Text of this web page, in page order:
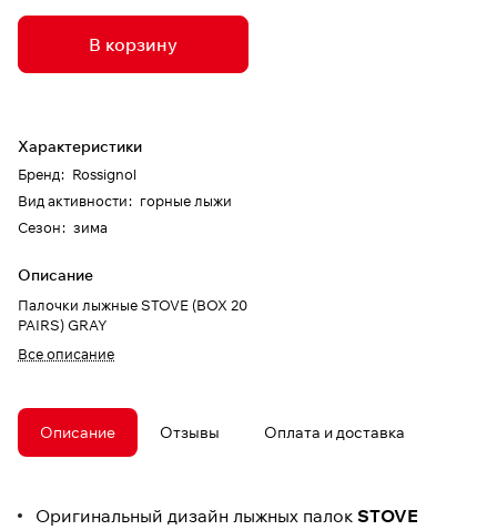
В корзину
Характеристики
Бренд: Rossignol
Вид активности: горные лыжи
Сезон: зима
Описание
Палочки лыжные STOVE (BOX 20
PAIRS) GRAY
Все описание
Описание Отзывы Оплата и доставка
Оригинальный дизайн лыжных палок STOVE